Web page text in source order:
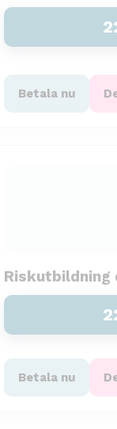
Betala nu
Riskutbildning
Betala nu